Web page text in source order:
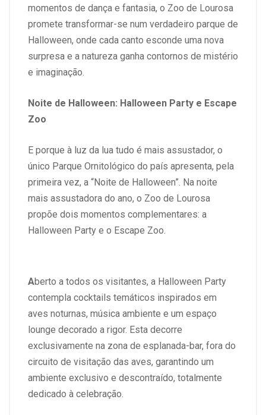
momentos de dança e fantasia, o Zoo de Lourosa
promete transformar-se num verdadeiro parque de
Halloween, onde cada canto esconde uma nova
surpresa e a natureza ganha contornos de mistério
e imaginação.
Noite de Halloween: Halloween Party e Escape
Zoo
E porque à luz da lua tudo é mais assustador, o
único Parque Ornitológico do país apresenta, pela
primeira vez, a “Noite de Halloween”. Na noite
mais assustadora do ano, o Zoo de Lourosa
propõe dois momentos complementares: a
Halloween Party e o Escape Zoo.
Aberto a todos os visitantes, a Halloween Party
contempla cocktails temáticos inspirados em
aves noturnas, música ambiente e um espaço
lounge decorado a rigor. Esta decorre
exclusivamente na zona de esplanada-bar, fora do
circuito de visitação das aves, garantindo um
ambiente exclusivo e descontraído, totalmente
dedicado à celebração.